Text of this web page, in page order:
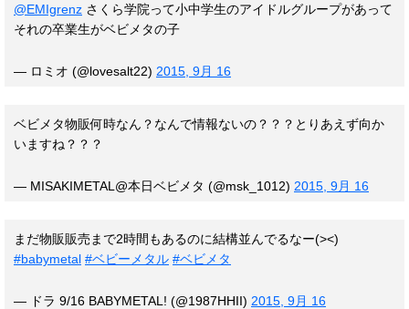
@EMIgrenz さくら学院って小中学生のアイドルグループがあって
それの卒業生がベビメタの子
— ロミオ (@lovesalt22) 2015, 9月 16
ベビメタ物販何時なん？なんで情報ないの？？？とりあえず向か
いますね？？？
— MISAKIMETAL@本日ベビメタ (@msk_1012) 2015, 9月 16
まだ物販販売まで2時間もあるのに結構並んでるなー(><)
#babymetal #ベビーメタル #ベビメタ
— ドラ 9/16 BABYMETAL! (@1987HHII) 2015, 9月 16